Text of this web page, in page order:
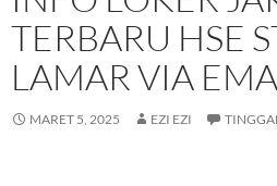
TERBARU HSE
LAMAR VIA
MARET 5, 2025 EZI EZI